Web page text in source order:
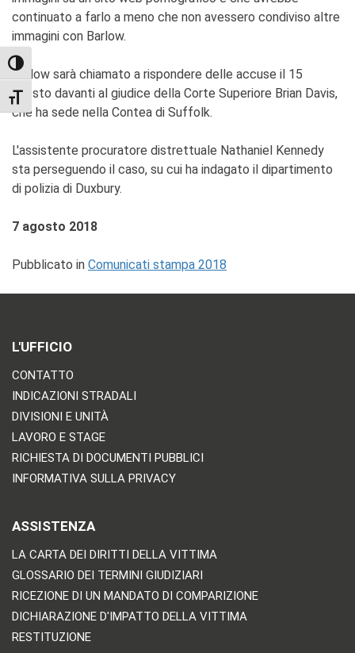
TOGGLE HIGH CONTRAST
TOGGLE FONT SIZE
continuato a farlo a meno che non avessero condiviso altre
immagini con Barlow.
Barlow sarà chiamato a rispondere delle accuse il 15
agosto davanti al giudice della Corte Superiore Brian Davis,
che ha sede nella Contea di Suffolk.
L'assistente procuratore distrettuale Nathaniel Kennedy
sta perseguendo il caso, su cui ha indagato il dipartimento
di polizia di Duxbury.
7 agosto 2018
Pubblicato in Comunicati stampa 2018
L'UFFICIO
CONTATTO
INDICAZIONI STRADALI
DIVISIONI E UNITÀ
LAVORO E STAGE
RICHIESTA DI DOCUMENTI PUBBLICI
INFORMATIVA SULLA PRIVACY
ASSISTENZA
LA CARTA DEI DIRITTI DELLA VITTIMA
GLOSSARIO DEI TERMINI GIUDIZIARI
RICEZIONE DI UN MANDATO DI COMPARIZIONE
DICHIARAZIONE D'IMPATTO DELLA VITTIMA
RESTITUZIONE